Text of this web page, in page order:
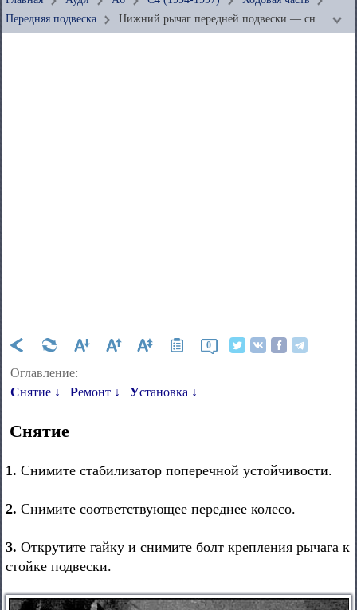
Передняя подвеска
Нижний рычаг передней подвески — сн…
0
Оглавление:
Снятие ↓
Ремонт ↓ Установка ↓
Снятие
1. Снимите стабилизатор поперечной устойчивости.
2. Снимите соответствующее переднее колесо.
3. Открутите гайку и снимите болт крепления рычага к
стойке подвески.